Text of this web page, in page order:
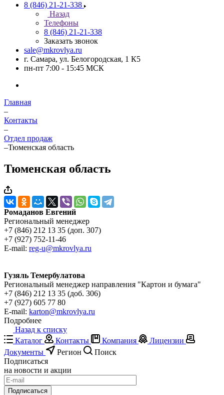
8 (846) 21-21-338
Назад
Телефоны
8 (846) 21-21-338
Заказать звонок
sale@mkrovlya.ru
г. Самара, ул. Белогородская, 1 К5
пн-пт 7:00 - 15:45 МСК
Главная
–
Контакты
–
Отдел продаж
–Тюменская область
Тюменская область
Ромаданов Евгений
Региональный менеджер
+7 (846) 212 13 35 (доп. 307)
+7 (927) 752-11-46
E-mail: reg-u@mkrovlya.ru
Гузяль Темербулатова
Региональный менеджер направления "Картон и бумага"
+7 (846) 212 13 35 (доб. 306)
+7 (927) 605 77 80
E-mail: karton@mkrovlya.ru
Подробнее
Назад к списку
Каталог
Контакты Компания
Лицензии
Документы
Регион
Поиск
Подписаться
на новости и акции
Подписаться